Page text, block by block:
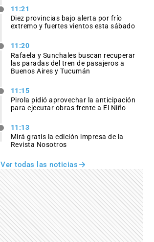
11:21
Diez provincias bajo alerta por frío
extremo y fuertes vientos esta sábado
11:20
Rafaela y Sunchales buscan recuperar
las paradas del tren de pasajeros a
Buenos Aires y Tucumán
11:15
Pirola pidió aprovechar la anticipación
para ejecutar obras frente a El Niño
11:13
Mirá gratis la edición impresa de la
Revista Nosotros
Ver todas las noticias